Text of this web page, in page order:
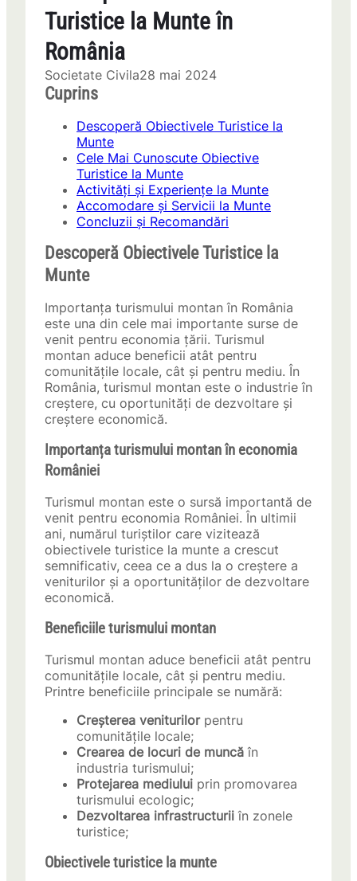
Turistice la Munte în
România
Societate Civila28 mai 2024
Cuprins
Descoperă Obiectivele Turistice la
Munte
Cele Mai Cunoscute Obiective
Turistice la Munte
Activități și Experiențe la Munte
Accomodare și Servicii la Munte
Concluzii și Recomandări
Descoperă Obiectivele Turistice la
Munte
Importanța turismului montan în România
este una din cele mai importante surse de
venit pentru economia țării. Turismul
montan aduce beneficii atât pentru
comunitățile locale, cât și pentru mediu. În
România, turismul montan este o industrie în
creștere, cu oportunități de dezvoltare și
creștere economică.
Importanța turismului montan în economia
României
Turismul montan este o sursă importantă de
venit pentru economia României. În ultimii
ani, numărul turiștilor care vizitează
obiectivele turistice la munte a crescut
semnificativ, ceea ce a dus la o creștere a
veniturilor și a oportunităților de dezvoltare
economică.
Beneficiile turismului montan
Turismul montan aduce beneficii atât pentru
comunitățile locale, cât și pentru mediu.
Printre beneficiile principale se numără:
Creșterea veniturilorpentru
comunitățile locale;
Crearea de locuri de muncă în
industria turismului;
Protejarea mediului prin promovarea
turismului ecologic;
Dezvoltarea infrastructurii în zonele
turistice;
Obiectivele turistice la munte